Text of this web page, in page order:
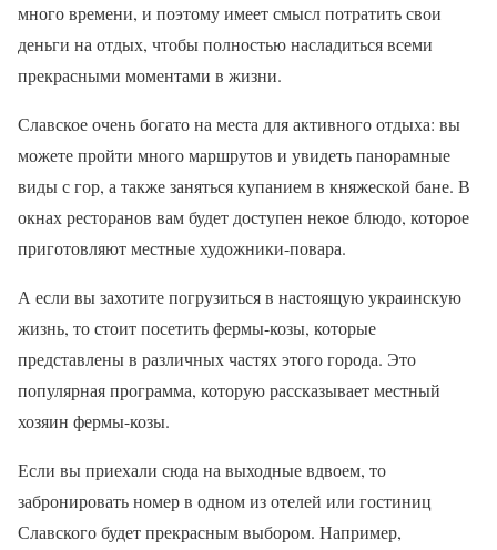
много времени, и поэтому имеет смысл потратить свои
деньги на отдых, чтобы полностью насладиться всеми
прекрасными моментами в жизни.
Славское очень богато на места для активного отдыха: вы
можете пройти много маршрутов и увидеть панорамные
виды с гор, а также заняться купанием в княжеской бане. В
окнах ресторанов вам будет доступен некое блюдо, которое
приготовляют местные художники-повара.
А если вы захотите погрузиться в настоящую украинскую
жизнь, то стоит посетить фермы-козы, которые
представлены в различных частях этого города. Это
популярная программа, которую рассказывает местный
хозяин фермы-козы.
Если вы приехали сюда на выходные вдвоем, то
забронировать номер в одном из отелей или гостиниц
Славского будет прекрасным выбором. Например,